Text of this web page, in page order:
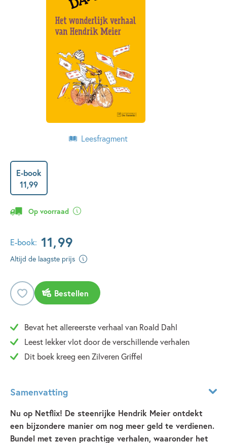
Leesfragment
E-book
11,99
Op voorraad
E-book: 11,99
Altijd de laagste prijs
Bestellen
Bevat het allereerste verhaal van Roald Dahl
Leest lekker vlot door de verschillende verhalen
Dit boek kreeg een Zilveren Griffel
Samenvatting
Nu op Netflix! De steenrijke Hendrik Meier ontdekt
een bijzondere manier om nog meer geld te verdienen.
Bundel met zeven prachtige verhalen, waaronder het